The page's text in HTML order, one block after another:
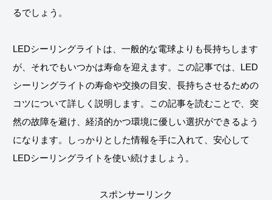
るでしょう。
LEDシーリングライトは、一般的な電球よりも長持ちします
が、それでもいつかは寿命を迎えます。この記事では、LED
シーリングライトの寿命や交換の目安、長持ちさせるための
コツについて詳しく説明します。この記事を読むことで、突
然の故障を避け、経済的かつ環境に優しい選択ができるよう
になります。しっかりとした情報を手に入れて、安心して
LEDシーリングライトを使い続けましょう。
スポンサーリンク